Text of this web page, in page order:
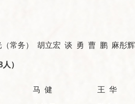
（常务） 胡立宏 谈 勇 曹 鹏 麻彤辉
）
马 健 王 华